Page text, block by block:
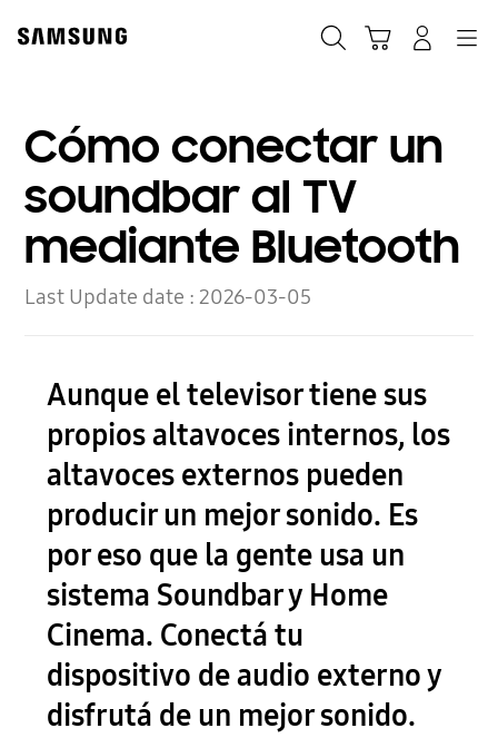
content
Cómo conectar un
soundbar al TV
mediante Bluetooth
Last Update date :2026-03-05
Aunque el televisor tiene sus
propios altavoces internos, los
altavoces externos pueden
producir un mejor sonido. Es
por eso que la gente usa un
sistema Soundbar y Home
Cinema. Conectá tu
dispositivo de audio externo y
disfrutá de un mejor sonido.